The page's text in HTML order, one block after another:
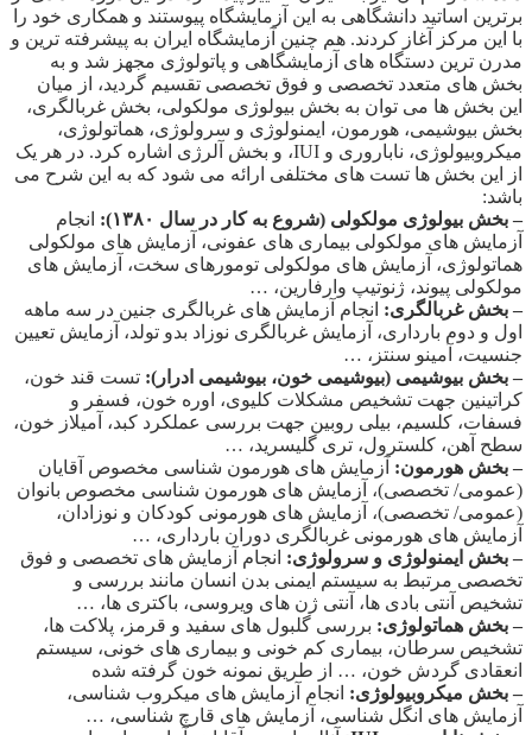
برترین اساتید دانشگاهی به این آزمایشگاه پیوستند و همکاری خود را
با این مرکز آغاز کردند. هم چنین آزمایشگاه ایران به پیشرفته ترین و
مدرن ترین دستگاه های آزمایشگاهی و پاتولوژی مجهز شد و به
بخش های متعدد تخصصی و فوق تخصصی تقسیم گردید، از میان
این بخش ها می توان به بخش بیولوژی مولکولی، بخش غربالگری،
بخش بیوشیمی، هورمون، ایمنولوژی و سرولوژی، هماتولوژی،
میکروبیولوژی، ناباروری و IUI، و بخش آلرژی اشاره کرد. در هر یک
از این بخش ها تست های مختلفی ارائه می شود که به این شرح می
باشد:
– بخش بیولوژی مولکولی (شروع به کار در سال ۱۳۸۰):
انجام
آزمایش های مولکولی بیماری های عفونی، آزمایش های مولکولی
هماتولوژی، آزمایش های مولکولی تومورهای سخت، آزمایش های
مولکولی پیوند، ژنوتیپ وارفارین، …
– بخش غربالگری:انجام آزمایش های غربالگری جنین در سه ماهه
اول و دوم بارداری، آزمایش غربالگری نوزاد بدو تولد، آزمایش تعیین
جنسیت، آمینو سنتز، …
– بخش بیوشیمی (بیوشیمی خون، بیوشیمی ادرار):تست قند خون،
کراتینین جهت تشخیص مشکلات کلیوی، اوره خون، فسفر و
فسفات، کلسیم، بیلی روبین جهت بررسی عملکرد کبد، آمیلاز خون،
سطح آهن، کلسترول، تری گلیسرید، …
– بخش هورمون:آزمایش های هورمون شناسی مخصوص آقایان
(عمومی/ تخصصی)، آزمایش های هورمون شناسی مخصوص بانوان
(عمومی/ تخصصی)، آزمایش های هورمونی کودکان و نوزادان،
آزمایش های هورمونی غربالگری دوران بارداری، …
– بخش ایمنولوژی و سرولوژی:انجام آزمایش های تخصصی و فوق
تخصصی مرتبط به سیستم ایمنی بدن انسان مانند بررسی و
تشخیص آنتی بادی ها، آنتی ژن های ویروسی، باکتری ها، …
– بخش هماتولوژی:بررسی گلبول های سفید و قرمز، پلاکت ها،
تشخیص سرطان، بیماری کم خونی و بیماری های خونی، سیستم
انعقادی گردش خون، … از طریق نمونه خون گرفته شده
– بخش میکروبیولوژی:انجام آزمایش های میکروب شناسی،
آزمایش های انگل شناسی، آزمایش های قارچ شناسی، …